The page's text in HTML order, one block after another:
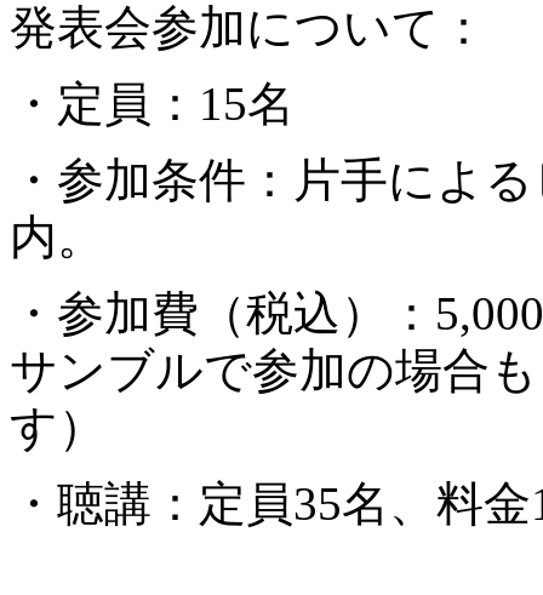
発表会参加について：
・定員：15名
・参加条件：片手によ
内。
・参加費（税込）：
サンブルで参加の場合
す）
・聴講：定員35名、料